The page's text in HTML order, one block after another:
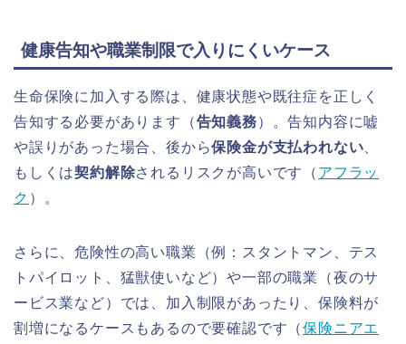
健康告知や職業制限で入りにくいケース
生命保険に加入する際は、健康状態や既往症を正しく
告知する必要があります（告知義務）。告知内容に嘘
や誤りがあった場合、後から保険金が支払われない
もしくは契約解除されるリスクが高いです（ アフラッ
ク ）。
さらに、危険性の高い職業（例：スタントマン、テス
トパイロット、猛獣使いなど）や一部の職業（夜のサ
ービス業など）では、加入制限があったり、保険料が
割増になるケースもあるので要確認です（保険ニアエ